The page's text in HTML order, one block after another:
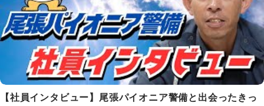
【社員インタビュー】尾張パイオニア警備と出会ったきっ